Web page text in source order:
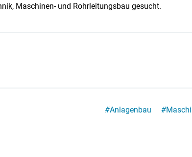
Maschinen- und Rohrleitungsbau gesucht.
#Anlagenbau #